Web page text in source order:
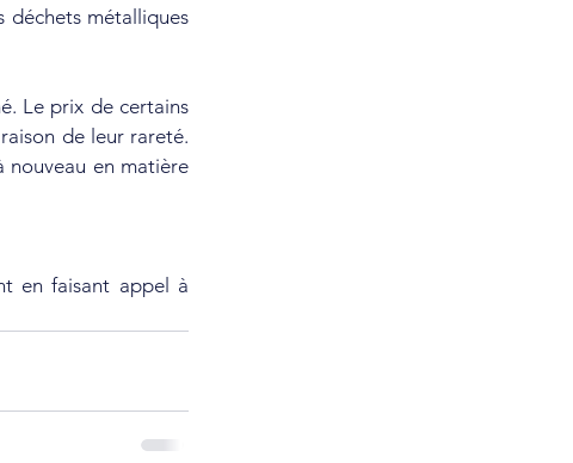
déchets métalliques
Le prix de certains
de leur rareté.
nouveau en matière
en faisant appel à